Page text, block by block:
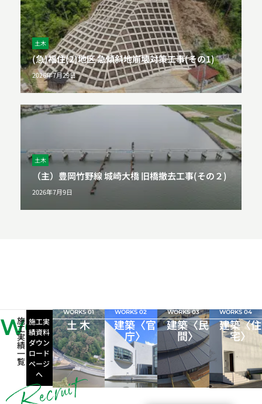
土木
(急)福住(2)地区 急傾斜地崩壊対策工事(その1)
2026年7月29日
土木
（主）豊岡竹野線 城崎大橋 旧橋撤去工事(その２)
2026年7月9日
WORKS
施
工
実
績
一
覧
施工実
績資料
ダウン
ロード
ページ
へ
WORKS 01
土 木
WORKS 02
建築〈官
庁〉
WORKS 03
建築〈民
間〉
WORKS 04
建築〈住
宅〉